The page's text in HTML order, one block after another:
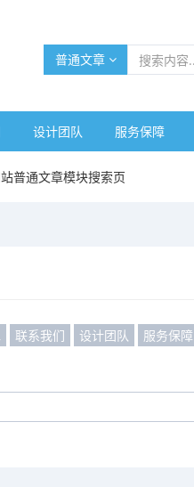
普通文章
设计团队 服务保障
普通文章模块搜索页
联系我们 设计团队 服务保障